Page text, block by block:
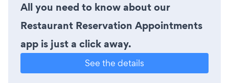
All you need to know about our
Restaurant Reservation Appointments
app is just a click away.
See the details